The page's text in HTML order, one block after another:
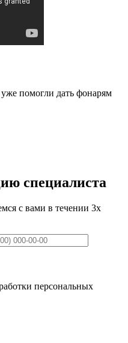
помогли дать фонарям
специалиста
с вами в течении 3х
персональных